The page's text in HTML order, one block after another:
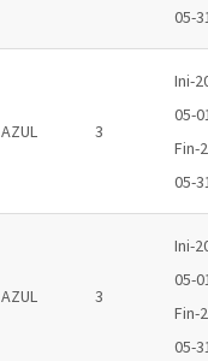
05-
AZUL 3
Ini-
05-
Fin-
05-
AZUL 3
Ini-
05-
Fin-
05-